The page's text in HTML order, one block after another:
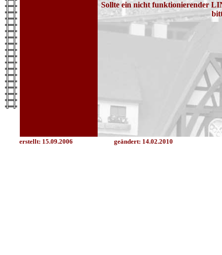
Sollte ein nicht funktionierender
erstellt: 15.09.2006 geändert: 14.02.2010